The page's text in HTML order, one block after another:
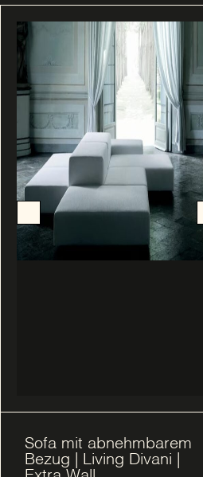
Sofa mit abnehmbarem
Bezug | Living Divani |